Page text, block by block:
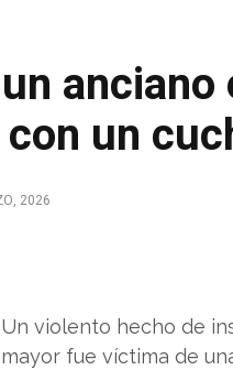
un
2026
Un violento hecho de
mayor fue víctima de